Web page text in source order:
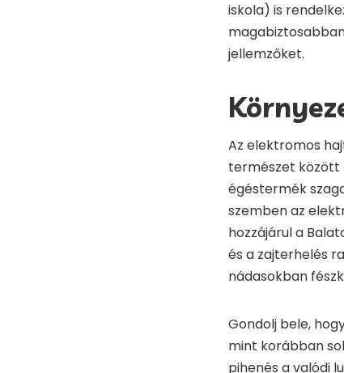
iskola) is
jellemzőket.
Az elektromos
természet között
égéstermék
szemben az
hozzájárul a
és a zajterhelés
nádasokban
Gondolj bele,
mint korábban
pihenés a valódi